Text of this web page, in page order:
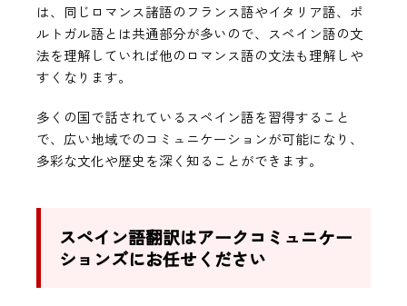
は、同じロマンス諸語のフランス語やイタリア語、ポ
ルトガル語とは共通部分が多いので、スペイン語の文
法を理解していれば他のロマンス語の文法も理解しや
すくなります。
多くの国で話されているスペイン語を習得すること
で、広い地域でのコミュニケーションが可能になり、
多彩な文化や歴史を深く知ることができます。
スペイン語翻訳はアークコミュニケー
ションズにお任せください